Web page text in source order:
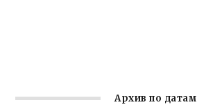
Архив по датам